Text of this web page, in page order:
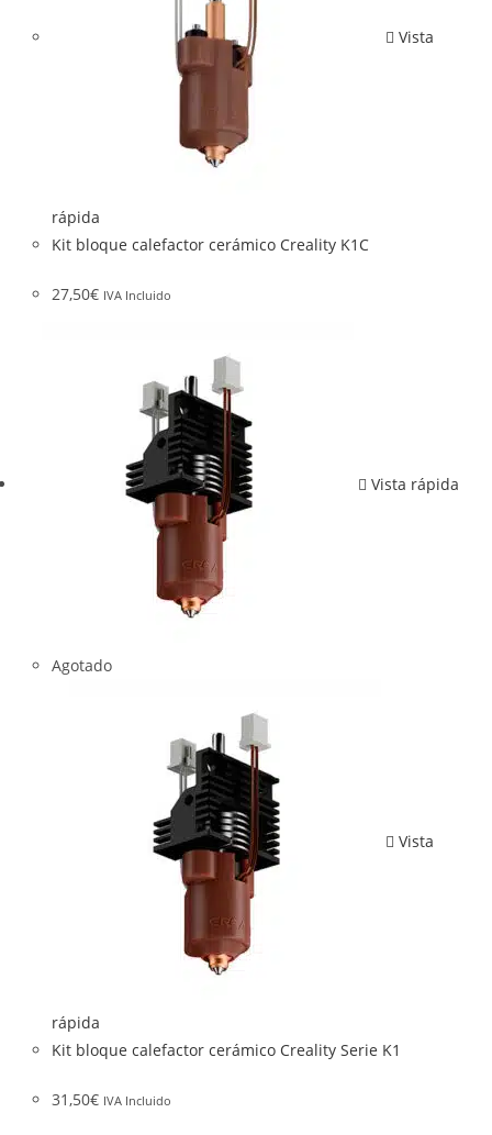
Vista
rápida
Kit bloque calefactor cerámico Creality K1C
27,50€ IVA Incluido
Vista rápida
Agotado
Vista
rápida
Kit bloque calefactor cerámico Creality Serie K1
31,50€ IVA Incluido